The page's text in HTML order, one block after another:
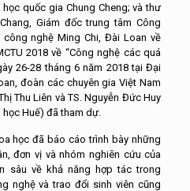
quốc gia Chung Cheng; và thư
Giám đốc trung tâm Công
nghệ Ming Chi, Đài Loan về
2018 về “Công nghệ các quá
26-28 tháng 6 năm 2018 tại Đại
đoàn các chuyên gia Việt Nam
Thu Liên và TS. Nguyễn Đức Huy
Huế) đã tham dự.
học đã báo cáo trình bày những
đơn vị và nhóm nghiên cứu của
sâu về khả năng hợp tác trong
nghệ và trao đổi sinh viên cũng